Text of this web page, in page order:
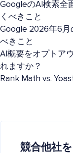
GoogleのAI検索全
くべきこと
Google 2026年6月
べきこと
AI概要をオプトア
れますか？
Rank Math vs.
競合他社